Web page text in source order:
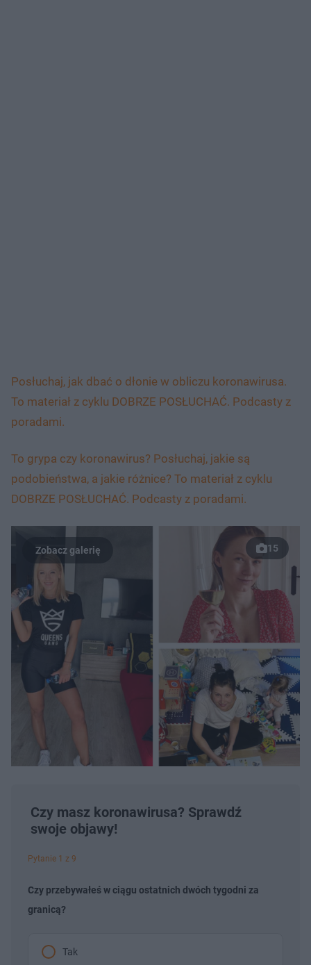
Posłuchaj, jak dbać o dłonie w obliczu koronawirusa.
To materiał z cyklu DOBRZE POSŁUCHAĆ. Podcasty z
poradami.
To grypa czy koronawirus? Posłuchaj, jakie są
podobieństwa, a jakie różnice? To materiał z cyklu
DOBRZE POSŁUCHAĆ. Podcasty z poradami.
15
Czy masz koronawirusa? Sprawdź
swoje objawy!
Pytanie 1 z 9
Czy przebywałeś w ciągu ostatnich dwóch tygodni za
granicą?
Tak